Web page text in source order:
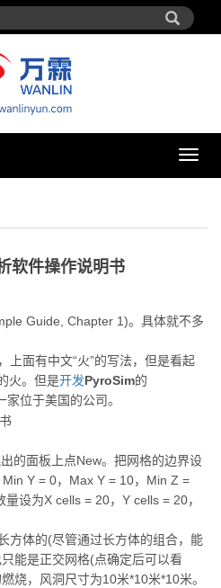
导
软件操作说明书
Guide, Chapter 1)。具体就不多
上面有中文“火”的写法，但是看起
火。但是开发PyroSim的
家位于美国的公司。
的面板上点New。把网格的边界设
Y = 0，Max Y = 10，Min Z =
设为X cells = 20，Y cells = 20，
方体的(尽管通过长方体的组合，能
能是正交网格(点确定后可以看
烧，风洞尺寸为10米*10米*10米。